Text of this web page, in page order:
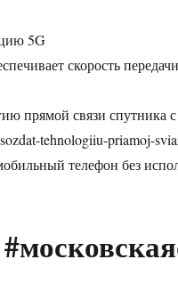
5G
скорость
прямой связи
tehnologiiu-priamoj-
телефон без